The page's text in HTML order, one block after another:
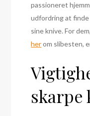
passioneret
udfordring at
sine knive. For
herom slibesten,
skarpe